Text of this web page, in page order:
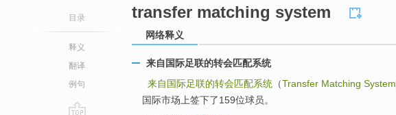
目录
释义
翻译
例句
transfer matching system
网络释义
来自国际足联的转会匹配系统
来自国际足联的转会匹配系统 （Transfer Matching System
国际市场上签下了159位球员。